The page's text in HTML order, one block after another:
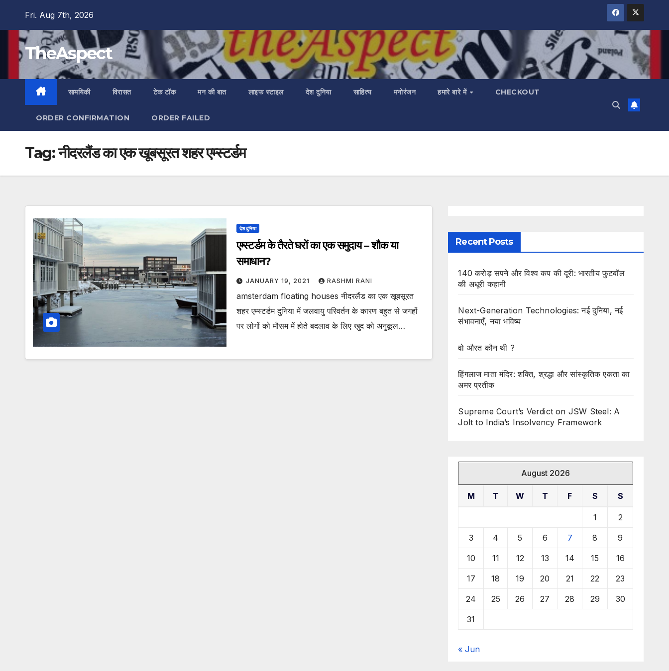
content
Fri. Aug 7th, 2026
TheAspect
सामयिकी विरासत टेक टॉक मन की बात लाइफ स्टाइल देश दुनिया साहित्य मनोरंजन हमारे बारे में CHECKOUT
ORDER CONFIRMATION ORDER FAILED
Tag:नीदरलैंड का एक खूबसूरत शहर एम्स्टर्डम
देश दुनिया
एम्स्टर्डम के तैरते घरों का एक समुदाय – शौक या
समाधान?
JANUARY 19, 2021 RASHMI RANI
amsterdam floating houses नीदरलैंड का एक खूबसूरत
शहर एम्स्टर्डम दुनिया में जलवायु परिवर्तन के कारण बहुत से जगहों
पर लोगों को मौसम में होते बदलाव के लिए खुद को अनुकूल…
Recent Posts
140 करोड़ सपने और विश्व कप की दूरी: भारतीय फुटबॉल
की अधूरी कहानी
Next-Generation Technologies: नई दुनिया, नई
संभावनाएँ, नया भविष्य
वो औरत कौन थी ?
हिंगलाज माता मंदिर: शक्ति, श्रद्धा और सांस्कृतिक एकता का
अमर प्रतीक
Supreme Court’s Verdict on JSW Steel: A
Jolt to India’s Insolvency Framework
August 2026
M T W T F S S
1 2
3 4 5 6 7 8 9
10 11 12 13 14 15 16
17 18 19 20 21 22 23
24 25 26 27 28 29 30
31
« Jun